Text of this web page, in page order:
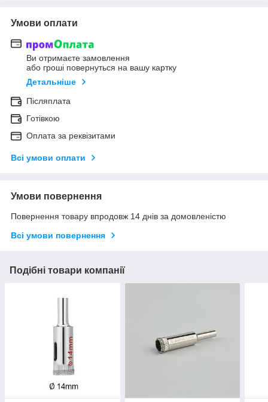
Умови оплати
Ви отримаєте замовлення
або гроші повернуться на вашу картку
Детальніше
Післяплата
Готівкою
Оплата за реквізитами
Всі умови оплати
Умови повернення
Повернення товару впродовж 14 днів за домовленістю
Всі умови повернення
Подібні товари компанії